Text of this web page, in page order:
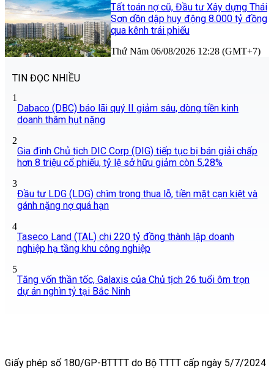
Tất toán nợ cũ, Đầu tư Xây dựng Thái
Sơn dồn dập huy động 8.000 tỷ đồng
qua kênh trái phiếu
Thứ Năm 06/08/2026 12:28 (GMT+7)
TIN ĐỌC NHIỀU
1
Dabaco (DBC) báo lãi quý II giảm sâu, dòng tiền kinh
doanh thâm hụt nặng
2
Gia đình Chủ tịch DIC Corp (DIG) tiếp tục bị bán giải chấp
hơn 8 triệu cổ phiếu, tỷ lệ sở hữu giảm còn 5,28%
3
Đầu tư LDG (LDG) chìm trong thua lỗ, tiền mặt cạn kiệt và
gánh nặng nợ quá hạn
4
Taseco Land (TAL) chi 220 tỷ đồng thành lập doanh
nghiệp hạ tầng khu công nghiệp
5
Tăng vốn thần tốc, Galaxis của Chủ tịch 26 tuổi ôm trọn
dự án nghìn tỷ tại Bắc Ninh
Giấy phép số 180/GP-BTTTT do Bộ TTTT cấp ngày 5/7/2024